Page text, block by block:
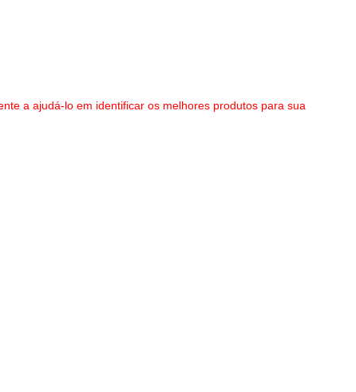
a ajudá-lo em identificar os melhores produtos para sua